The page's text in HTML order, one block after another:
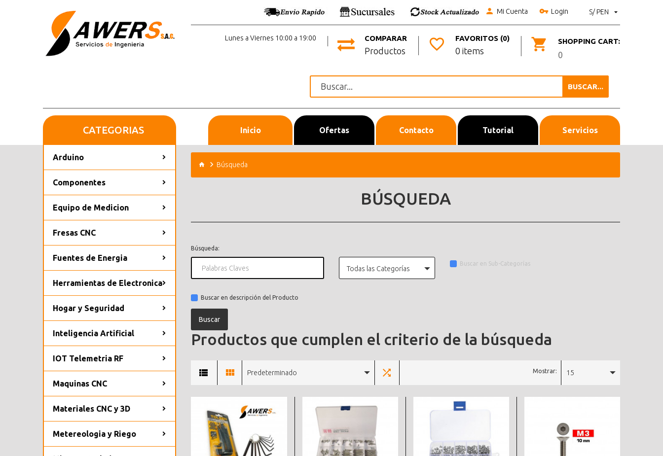
S/ PEN
Mi Cuenta Login
SHOPPING CART:
0
FAVORITOS (0)
0 items
COMPARAR
Productos
Lunes a Viernes 10:00 a 19:00
BUSCAR...
Inicio Ofertas Contacto Tutorial Servicios
CATEGORIAS
Arduino
Componentes
Equipo de Medicion
Fresas CNC
Fuentes de Energia
Herramientas de Electronica
Hogar y Seguridad
Inteligencia Artificial
IOT Telemetria RF
Maquinas CNC
Materiales CNC y 3D
Metereologia y Riego
Búsqueda
BÚSQUEDA
Búsqueda:
Todas las Categorías
Buscar en Sub-Categorías
Buscar en descripción del Producto
Productos que cumplen el criterio de la búsqueda
Predeterminado Mostrar: 15